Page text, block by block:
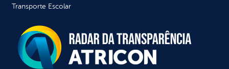
Transporte Escolar